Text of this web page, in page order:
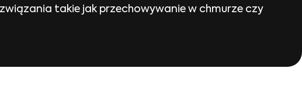
takie jak przechowywanie w chmurze czy